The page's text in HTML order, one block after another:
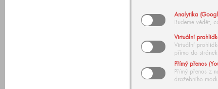
Analytika
Budeme vědět,
Virtuální
Virtuální
přímo do stránek
Přímý přenos
Přímý přenos z
dražebního